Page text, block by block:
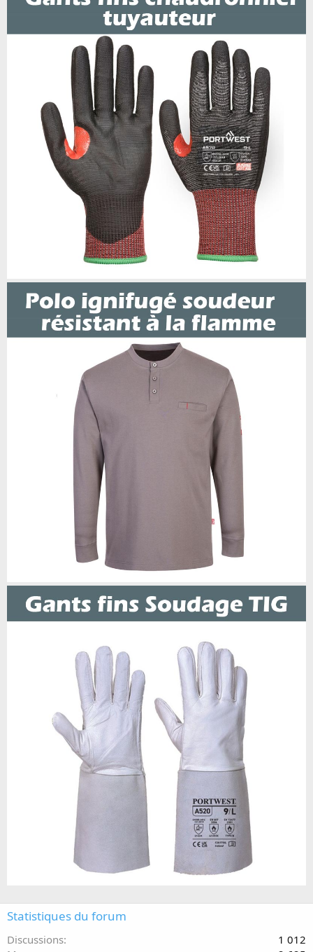
Statistiques du forum
Discussions
1 012